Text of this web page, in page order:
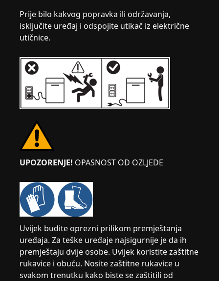
Prije bilo kakvog popravka ili održavanja,
isključite uređaj i odspojite utikač iz električne
utičnice.
UPOZORENJE! OPASNOST OD OZLJEDE
Uvijek budite oprezni prilikom premještanja
uređaja. Za teške uređaje najsigurnije je da ih
premještaju dvije osobe. Uvijek koristite zaštitne
rukavice i obuću. Nosite zaštitne rukavice u
svakom trenutku kako biste se zaštitili od